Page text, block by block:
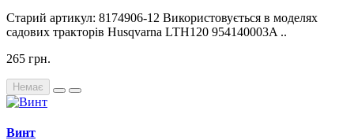
Старий артикул: 8174906-12 Використовується в моделях
садових тракторів Husqvarna LTH120 954140003A ..
265 грн.
Немає
Винт